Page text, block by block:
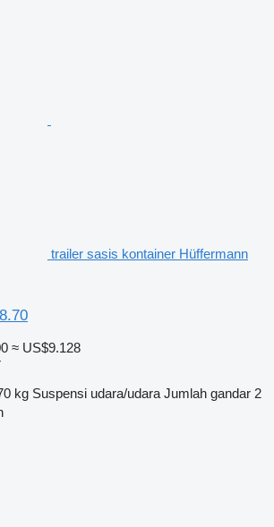
trailer sasis kontainer Hüffermann
≈ US$9.128
kg Suspensi udara/udara Jumlah gandar 2